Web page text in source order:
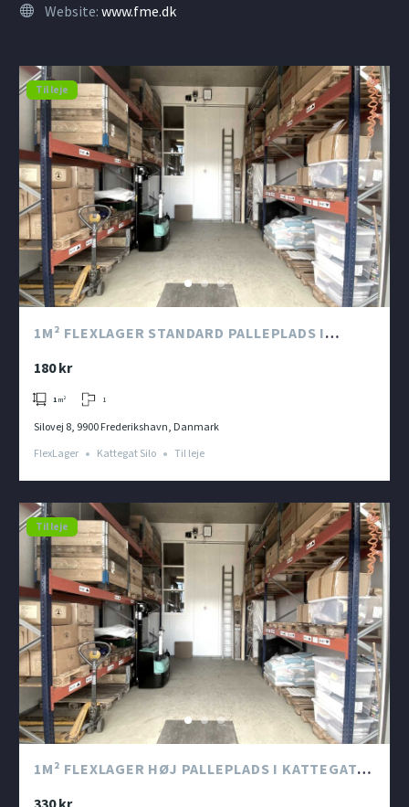
Website: www.fme.dk
Til leje
1M² FLEXLAGER STANDARD PALLEPLADS I
180 kr
1 m² 1
Silovej 8, 9900 Frederikshavn, Danmark
FlexLager
Kattegat Silo Til leje
Til leje
1M² FLEXLAGER HØJ PALLEPLADS I KATTEGAT